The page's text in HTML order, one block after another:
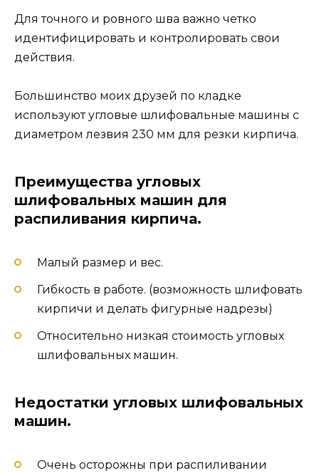
Для точного и ровного шва важно четко
идентифицировать и контролировать свои
действия.
Большинство моих друзей по кладке
используют угловые шлифовальные машины с
диаметром лезвия 230 мм для резки кирпича.
Преимущества угловых
шлифовальных машин для
распиливания кирпича.
Малый размер и вес.
Гибкость в работе. (возможность шлифовать
кирпичи и делать фигурные надрезы)
Относительно низкая стоимость угловых
шлифовальных машин.
Недостатки угловых шлифовальных
машин.
Очень осторожны при распиливании